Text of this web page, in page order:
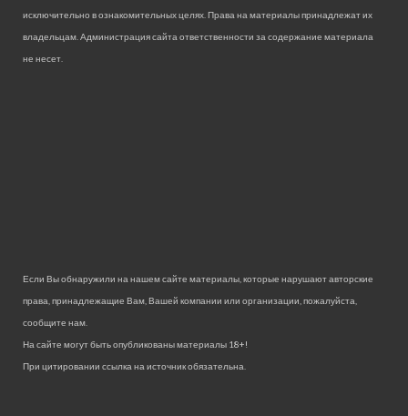
исключительно в ознакомительных целях. Права на материалы принадлежат их
владельцам. Администрация сайта ответственности за содержание материала
не несет.
Если Вы обнаружили на нашем сайте материалы, которые нарушают авторские
права, принадлежащие Вам, Вашей компании или организации, пожалуйста,
сообщите нам.
На сайте могут быть опубликованы материалы 18+!
При цитировании ссылка на источник обязательна.